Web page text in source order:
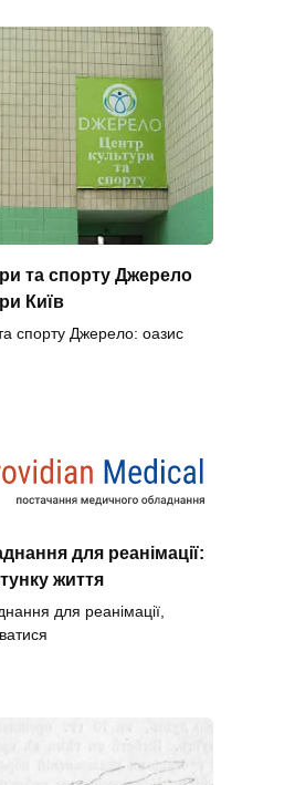
та спорту Джерело
Київ
спорту Джерело: оазис
для реанімації:
життя
для реанімації,